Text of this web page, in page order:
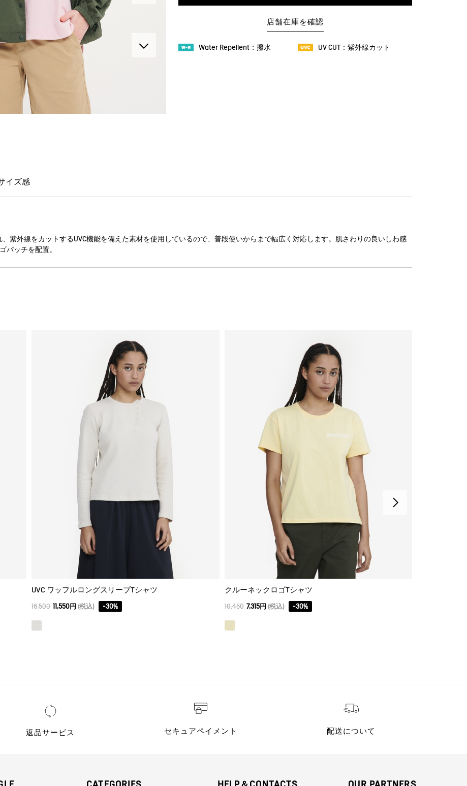
店舗在庫を確認
Water Repellent：撥水 UV CUT：紫外線カット
イズ感
紫外線をカットするUVC機能を備えた素材を使用しているので、普段使いからまで幅広く対応します。肌さわりの良いしわ感
パッチを配置。
UVC ワッフルロングスリーブTシャツ
16,500 11,550円 (税込) -30%
クルーネックロゴTシャツ
10,450 7,315円 (税込) -30%
返品サービス セキュアペイメント 配送について